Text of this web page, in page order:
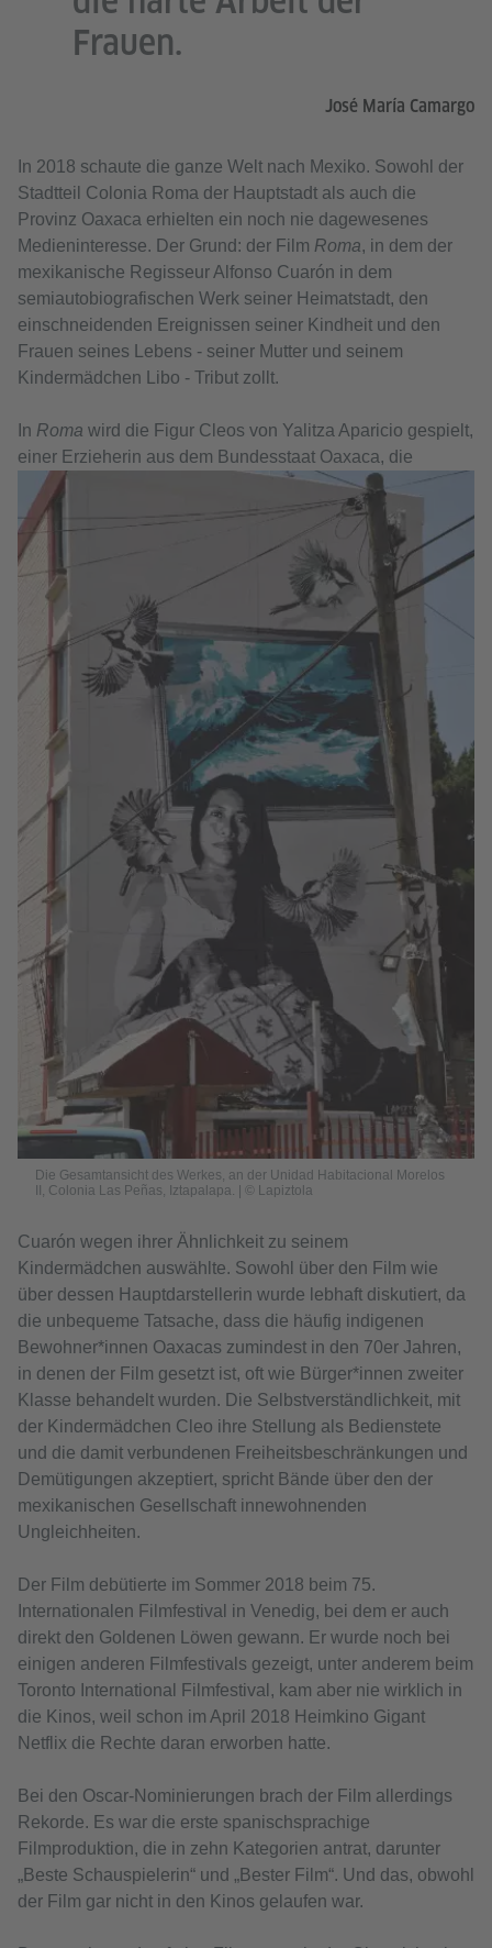
Frauen.
José María Camargo
In 2018 schaute die ganze Welt nach Mexiko. Sowohl der
Stadtteil Colonia Roma der Hauptstadt als auch die
Provinz Oaxaca erhielten ein noch nie dagewesenes
Medieninteresse. Der Grund: der Film Roma, in dem der
mexikanische Regisseur Alfonso Cuarón in dem
semiautobiografischen Werk seiner Heimatstadt, den
einschneidenden Ereignissen seiner Kindheit und den
Frauen seines Lebens - seiner Mutter und seinem
Kindermädchen Libo - Tribut zollt.
In Roma wird die Figur Cleos von Yalitza Aparicio gespielt,
einer Erzieherin aus dem Bundesstaat Oaxaca, die
Die Gesamtansicht des Werkes, an der Unidad Habitacional Morelos
II, Colonia Las Peñas, Iztapalapa. | © Lapiztola
Cuarón wegen ihrer Ähnlichkeit zu seinem
Kindermädchen auswählte. Sowohl über den Film wie
über dessen Hauptdarstellerin wurde lebhaft diskutiert, da
die unbequeme Tatsache, dass die häufig indigenen
Bewohner*innen Oaxacas zumindest in den 70er Jahren,
in denen der Film gesetzt ist, oft wie Bürger*innen zweiter
Klasse behandelt wurden. Die Selbstverständlichkeit, mit
der Kindermädchen Cleo ihre Stellung als Bedienstete
und die damit verbundenen Freiheitsbeschränkungen und
Demütigungen akzeptiert, spricht Bände über den der
mexikanischen Gesellschaft innewohnenden
Ungleichheiten.
Der Film debütierte im Sommer 2018 beim 75.
Internationalen Filmfestival in Venedig, bei dem er auch
direkt den Goldenen Löwen gewann. Er wurde noch bei
einigen anderen Filmfestivals gezeigt, unter anderem beim
Toronto International Filmfestival, kam aber nie wirklich in
die Kinos, weil schon im April 2018 Heimkino Gigant
Netflix die Rechte daran erworben hatte.
Bei den Oscar-Nominierungen brach der Film allerdings
Rekorde. Es war die erste spanischsprachige
Filmproduktion, die in zehn Kategorien antrat, darunter
„Beste Schauspielerin“ und „Bester Film“. Und das, obwohl
der Film gar nicht in den Kinos gelaufen war.